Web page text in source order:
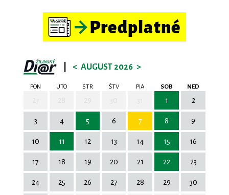
< AUGUST 2026 >
PON UTO STR ŠTV PIA SOB NED
1 2
3 4 5 6 7 8 9
10 11 12 13 14 15 16
17 18 19 20 21 22 23
24 25 26 27 28 29 30